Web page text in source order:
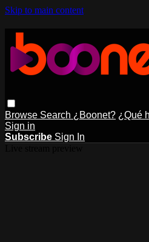
Skip to main content
Browse Search ¿Boonet? ¿Qué
Sign in
Subscribe Sign In